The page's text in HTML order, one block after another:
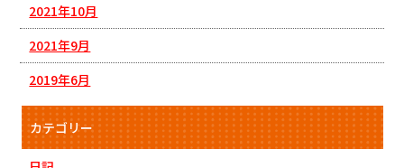
2021年10月
2021年9月
2019年6月
カテゴリー